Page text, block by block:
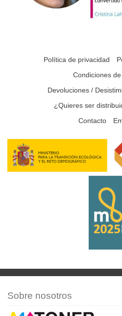
Política de privacidad
Condiciones
Devoluciones /
¿Quieres ser
Contacto
Sobre nosotros